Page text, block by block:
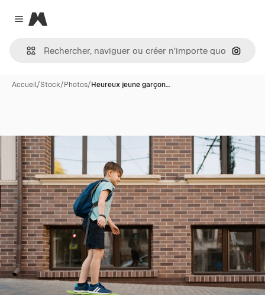
Close menu
Magnific
Accueil/Stock/Photos/Heureux jeune garçon…